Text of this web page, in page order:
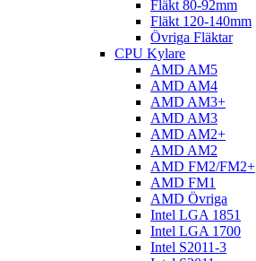
Fläkt 80-92mm
Fläkt 120-140mm
Övriga Fläktar
CPU Kylare
AMD AM5
AMD AM4
AMD AM3+
AMD AM3
AMD AM2+
AMD AM2
AMD FM2/FM2+
AMD FM1
AMD Övriga
Intel LGA 1851
Intel LGA 1700
Intel S2011-3